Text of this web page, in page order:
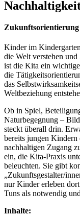
Kinder im
die Welt verstehen und
ist die Kita ein
die
das
Weltbeziehung
Ob in Spiel,
Naturbegegnung –
steckt überall drin.
bereits jungen Kindern
nachhaltigen Zugang
ein, die Kita-Praxis
beleuchten. Sie gibt
„Zukunftsgestalter/
nur Kinder erleben
Tuns als notwendig
Inhalte: